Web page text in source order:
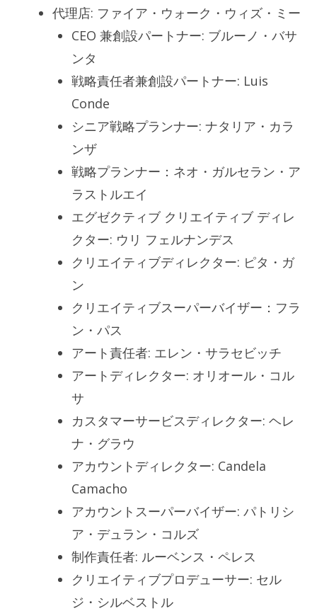
代理店: ファイア・ウォーク・ウィズ・ミー
CEO 兼創設パートナー: ブルーノ・バサ
ンタ
戦略責任者兼創設パートナー: Luis
Conde
シニア戦略プランナー: ナタリア・カラ
ンザ
戦略プランナー：ネオ・ガルセラン・ア
ラストルエイ
エグゼクティブ クリエイティブ ディレ
クター: ウリ フェルナンデス
クリエイティブディレクター: ピタ・ガ
ン
クリエイティブスーパーバイザー：フラ
ン・パス
アート責任者: エレン・サラセビッチ
アートディレクター: オリオール・コル
サ
カスタマーサービスディレクター: ヘレ
ナ・グラウ
アカウントディレクター: Candela
Camacho
アカウントスーパーバイザー: パトリシ
ア・デュラン・コルズ
制作責任者: ルーベンス・ペレス
クリエイティブプロデューサー: セル
ジ・シルベストル